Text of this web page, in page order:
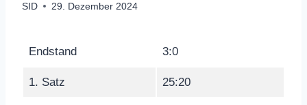
SID 29. Dezember 2024
Endstand 3:0
1. Satz 25:20